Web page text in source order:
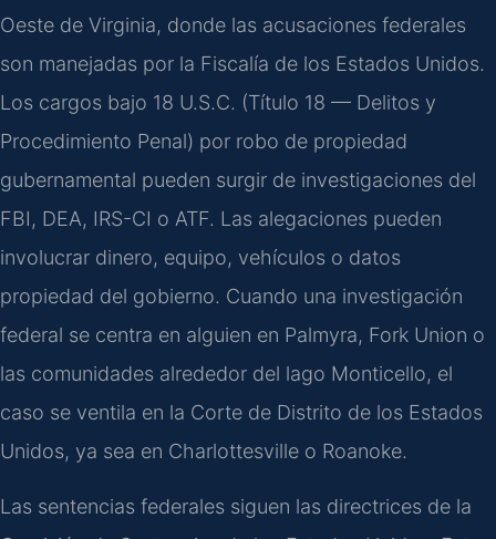
Oeste de Virginia, donde las acusaciones federales
son manejadas por la Fiscalía de los Estados Unidos.
Los cargos bajo 18 U.S.C. (Título 18 — Delitos y
Procedimiento Penal) por robo de propiedad
gubernamental pueden surgir de investigaciones del
FBI, DEA, IRS-CI o ATF. Las alegaciones pueden
involucrar dinero, equipo, vehículos o datos
propiedad del gobierno. Cuando una investigación
federal se centra en alguien en Palmyra, Fork Union o
las comunidades alrededor del lago Monticello, el
caso se ventila en la Corte de Distrito de los Estados
Unidos, ya sea en Charlottesville o Roanoke.
Las sentencias federales siguen las directrices de la